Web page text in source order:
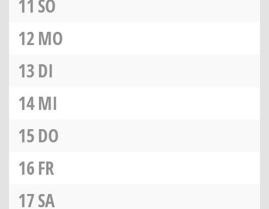
11 SO
12MO
13DI
14MI
15DO
16FR
17SA